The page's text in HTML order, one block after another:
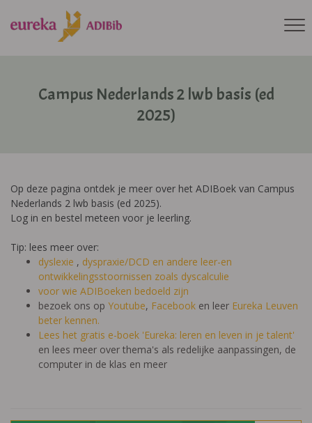
Campus Nederlands 2 lwb basis (ed
2025)
Op deze pagina ontdek je meer over het ADIBoek van Campus
Nederlands 2 lwb basis (ed 2025).
Log in en bestel meteen voor je leerling.
Tip: lees meer over:
dyslexie , dyspraxie/DCD en andere leer-en
ontwikkelingsstoornissen zoals dyscalculie
voor wie ADIBoeken bedoeld zijn
bezoek ons op Youtube, Facebook en leer Eureka Leuven
beter kennen.
Lees het gratis e-boek 'Eureka: leren en leven in je talent'
en lees meer over thema's als redelijke aanpassingen, de
computer in de klas en meer